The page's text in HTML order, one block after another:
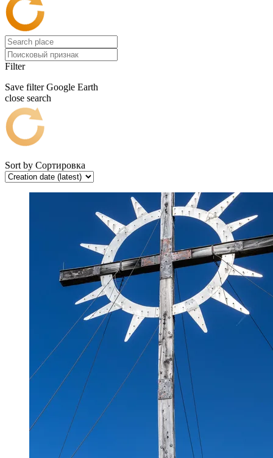
Filter
Save filter Google Earth
close search
Sort by Сортировка